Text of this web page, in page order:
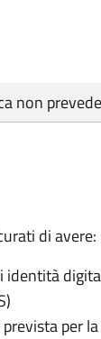
non
di avere:
identità
per